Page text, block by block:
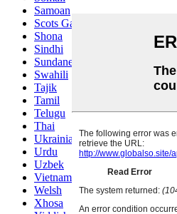
Samoan
Scots Gaelic
Shona
Sindhi
Sundanese
Swahili
Tajik
Tamil
Telugu
Thai
Ukrainian
Urdu
Uzbek
Vietnamese
Welsh
Xhosa